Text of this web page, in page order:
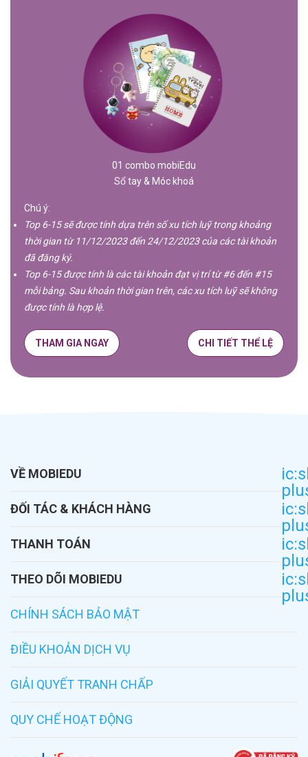
01 combo mobiEdu
Sổ tay & Móc khoá
Chú ý:
Top 6-15 sẽ được tính dựa trên số xu tích luỹ trong khoảng
thời gian từ 11/12/2023 đến 24/12/2023 của các tài khoản
đã đăng ký.
Top 6-15 được tính là các tài khoản đạt vị trí từ #6 đến #15
mỗi bảng. Sau khoản thời gian trên, các xu tích luỹ sẽ không
được tính là hợp lệ.
THAM GIA NGAY CHI TIẾT THỂ LỆ
VỀ MOBIEDU
Diễn đàn học tập
Khoá học
Giải pháp
ĐỐI TÁC & KHÁCH HÀNG
Dành cho đại lý
THANH TOÁN
Ví Momo
THEO DÕI MOBIEDU
Facebook
Liên hệ
CHÍNH SÁCH BẢO MẬT
ĐIỀU KHOẢN DỊCH VỤ
GIẢI QUYẾT TRANH CHẤP
QUY CHẾ HOẠT ĐỘNG